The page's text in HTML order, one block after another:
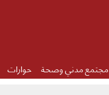
مجتمع مدني وصحة حوارات